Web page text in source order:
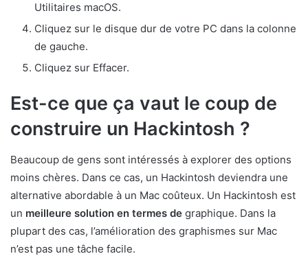
Utilitaires macOS.
Cliquez sur le disque dur de votre PC dans la colonne
de gauche.
Cliquez sur Effacer.
Est-ce que ça vaut le coup de
construire un Hackintosh ?
Beaucoup de gens sont intéressés à explorer des options
moins chères. Dans ce cas, un Hackintosh deviendra une
alternative abordable à un Mac coûteux. Un Hackintosh est
un meilleure solution en termes de graphique. Dans la
plupart des cas, l’amélioration des graphismes sur Mac
n’est pas une tâche facile.